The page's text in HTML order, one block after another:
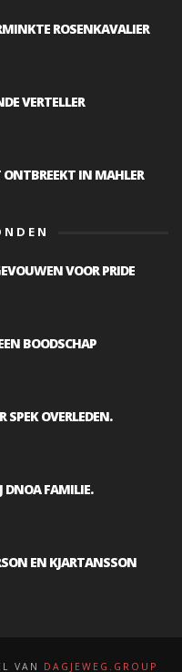
ROSENKAVALIER
VERTELLER
IN MAHLER
VOOR PRIDE
BOODSCHAP
SPEK OVERLEDEN.
DNOA FAMILIE.
EN KJARTANSSON
VAN DAGJEWEG.GROUP